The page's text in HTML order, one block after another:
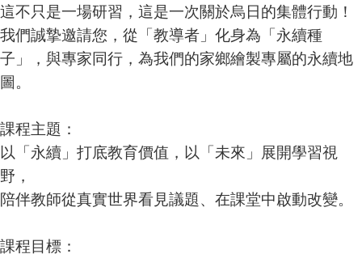
這不只是一場研習，這是一次關於烏日的集體行動！
我們誠摯邀請您，從「教導者」化身為「永續種
子」，與專家同行，為我們的家鄉繪製專屬的永續地
圖。
課程主題：
以「永續」打底教育價值，以「未來」展開學習視
野，
陪伴教師從真實世界看見議題、在課堂中啟動改變。
課程目標：